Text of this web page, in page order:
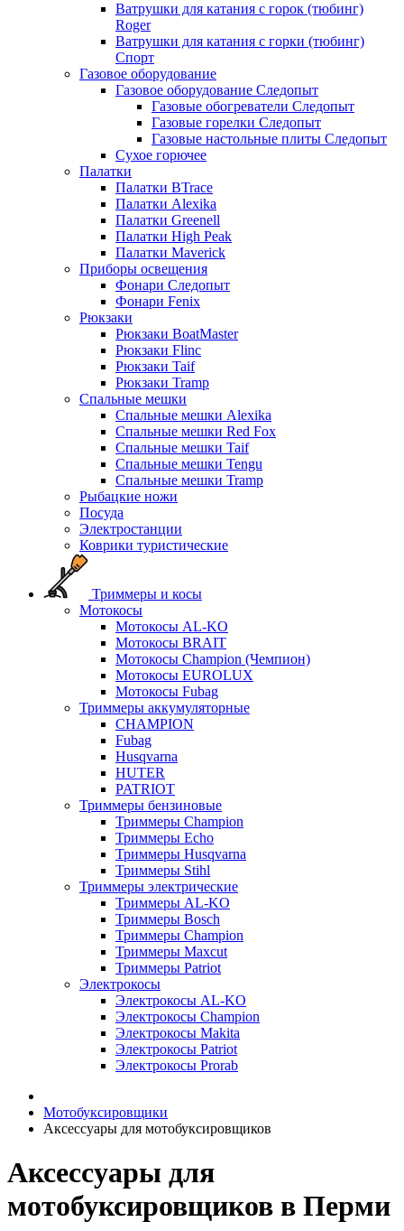
Ватрушки для катания с горок (тюбинг)
Roger
Ватрушки для катания с горки (тюбинг)
Спорт
Газовое оборудование
Газовое оборудование Следопыт
Газовые обогреватели Следопыт
Газовые горелки Следопыт
Газовые настольные плиты Следопыт
Сухое горючее
Палатки
Палатки BTrace
Палатки Alexika
Палатки Greenell
Палатки High Peak
Палатки Maverick
Приборы освещения
Фонари Следопыт
Фонари Fenix
Рюкзаки
Рюкзаки BoatMaster
Рюкзаки Flinc
Рюкзаки Taif
Рюкзаки Tramp
Спальные мешки
Спальные мешки Alexika
Спальные мешки Red Fox
Спальные мешки Taif
Спальные мешки Tengu
Спальные мешки Tramp
Рыбацкие ножи
Посуда
Электростанции
Коврики туристические
Триммеры и косы
Мотокосы
Мотокосы AL-KO
Мотокосы BRAIT
Мотокосы Champion (Чемпион)
Мотокосы EUROLUX
Мотокосы Fubag
Триммеры аккумуляторные
CHAMPION
Fubag
Husqvarna
HUTER
PATRIOT
Триммеры бензиновые
Триммеры Champion
Триммеры Echo
Триммеры Husqvarna
Триммеры Stihl
Триммеры электрические
Триммеры AL-KO
Триммеры Bosch
Триммеры Champion
Триммеры Maxcut
Триммеры Patriot
Электрокосы
Электрокосы AL-KO
Электрокосы Champion
Электрокосы Makita
Электрокосы Patriot
Электрокосы Prorab
Мотобуксировщики
Аксессуары для мотобуксировщиков
Аксессуары для
мотобуксировщиков в Перми